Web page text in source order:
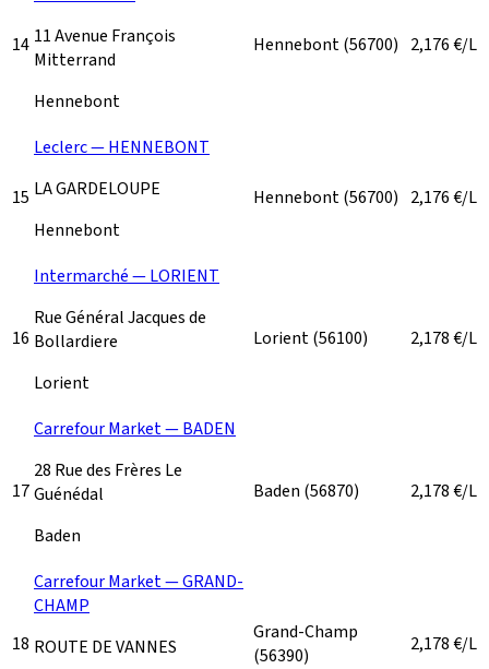
14 11 Avenue François
Mitterrand
Hennebont
Hennebont(56700) 2,176€/L
15
Leclerc — HENNEBONT
LA GARDELOUPE
Hennebont
Hennebont(56700) 2,176€/L
16
Intermarché — LORIENT
Rue Général Jacques de
Bollardiere
Lorient
Lorient(56100) 2,178€/L
17
Carrefour Market — BADEN
28 Rue des Frères Le
Guénédal
Baden
Baden (56870) 2,178€/L
18
Carrefour Market — GRAND-
CHAMP
ROUTE DE VANNES
Grand-Champ
(56390)
2,178€/L